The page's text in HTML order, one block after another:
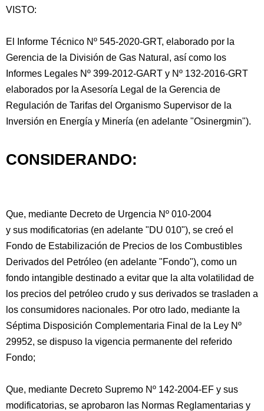
VISTO:
El Informe Técnico Nº 545-2020-GRT, elaborado por la
Gerencia de la División de Gas Natural, así como los
Informes Legales Nº 399-2012-GART y Nº 132-2016-GRT
elaborados por la Asesoría Legal de la Gerencia de
Regulación de Tarifas del Organismo Supervisor de la
Inversión en Energía y Minería (en adelante "Osinergmin").
CONSIDERANDO:
Que, mediante Decreto de Urgencia Nº 010-2004
y sus modificatorias (en adelante "DU 010"), se creó el
Fondo de Estabilización de Precios de los Combustibles
Derivados del Petróleo (en adelante "Fondo"), como un
fondo intangible destinado a evitar que la alta volatilidad de
los precios del petróleo crudo y sus derivados se trasladen a
los consumidores nacionales. Por otro lado, mediante la
Séptima Disposición Complementaria Final de la Ley Nº
29952, se dispuso la vigencia permanente del referido
Fondo;
Que, mediante Decreto Supremo Nº 142-2004-EF y sus
modificatorias, se aprobaron las Normas Reglamentarias y